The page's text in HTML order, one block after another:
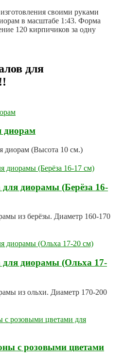
своими руками
в масштабе 1:43. Форма
120 кирпичиков за одну
для
диорам
диорам (Высота 10 см.)
для диорамы (Берёза 16-
из берёзы. Диаметр 160-170
для диорамы (Ольха 17-
из ольхи. Диаметр 170-200
с розовыми цветами